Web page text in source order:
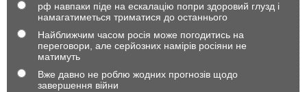
рф навпаки піде на ескалацію попри здоровий глузд і
намагатиметься триматися до останнього
Найближчим часом росія може погодитись на
переговори, але серйозних намірів росіяни не
матимуть
Вже давно не роблю жодних прогнозів щодо
завершення війни